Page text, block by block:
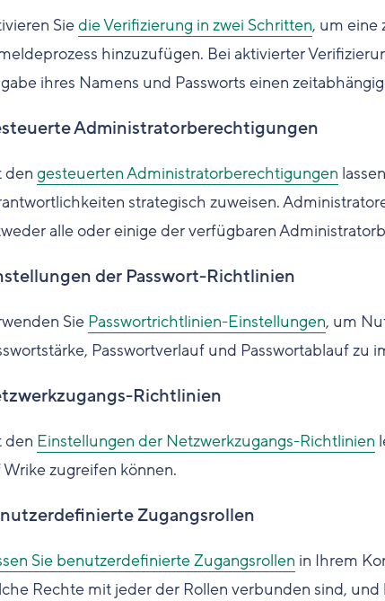
Siedie Verifizierung in zwei Schritten, um eine
hinzuzufügen. Bei aktivierter
ihres Namens und Passworts einen
Administratorberechtigungen
den gesteuerten Administratorberechtigungen
strategisch zuweisen.
alle oder einige der verfügbaren
der Passwort-Richtlinien
Sie Passwortrichtlinien-Einstellungen, um
Passwortverlauf und Passwortablauf zu
Richtlinien
den Einstellungen der Netzwerkzugangs-Richtlinien
Wrike zugreifen können.
Zugangsrollen
Sie benutzerdefinierte Zugangsrollen in Ihrem
Rechte mit jeder der Rollen verbunden sind, und